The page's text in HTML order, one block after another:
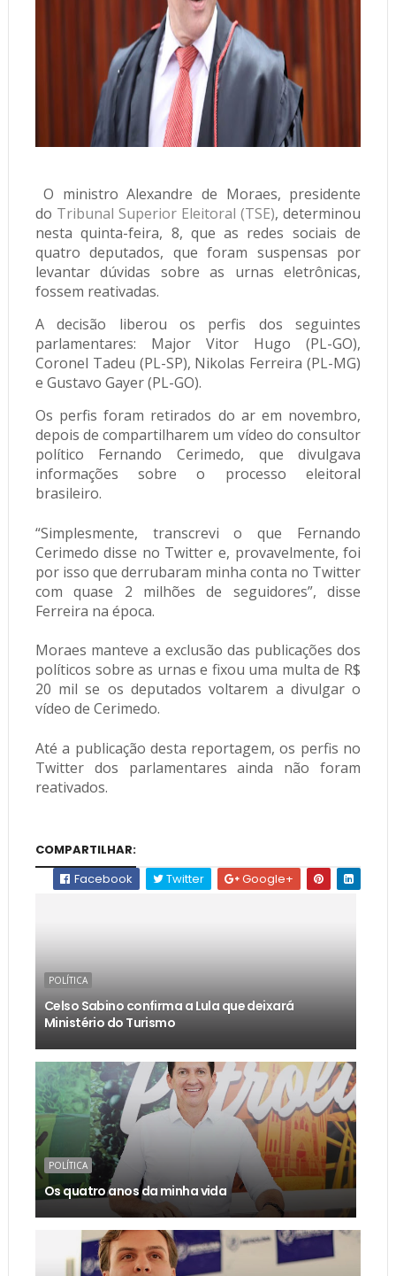
O ministro Alexandre de Moraes, presidente
do Tribunal Superior Eleitoral (TSE), determinou
nesta quinta-feira, 8, que as redes sociais de
quatro deputados, que foram suspensas por
levantar dúvidas sobre as urnas eletrônicas,
fossem reativadas.
A decisão liberou os perfis dos seguintes
parlamentares: Major Vitor Hugo (PL-GO),
Coronel Tadeu (PL-SP), Nikolas Ferreira (PL-MG)
e Gustavo Gayer (PL-GO).
Os perfis foram retirados do ar em novembro,
depois de compartilharem um vídeo do consultor
político Fernando Cerimedo, que divulgava
informações sobre o processo eleitoral
brasileiro.
“Simplesmente, transcrevi o que Fernando
Cerimedo disse no Twitter e, provavelmente, foi
por isso que derrubaram minha conta no Twitter
com quase 2 milhões de seguidores”, disse
Ferreira na época.
Moraes manteve a exclusão das publicações dos
políticos sobre as urnas e fixou uma multa de R$
20 mil se os deputados voltarem a divulgar o
vídeo de Cerimedo.
Até a publicação desta reportagem, os perfis no
Twitter dos parlamentares ainda não foram
reativados.
COMPARTILHAR:
Facebook
Twitter Google+
POLÍTICA
Celso Sabino confirma a Lula que deixará
Ministério do Turismo
POLÍTICA
Os quatro anos da minha vida